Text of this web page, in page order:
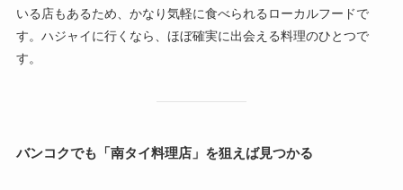
いる店もあるため、かなり気軽に食べられるローカルフードで
す。ハジャイに行くなら、ほぼ確実に出会える料理のひとつで
す。
バンコクでも「南タイ料理店」を狙えば見つかる